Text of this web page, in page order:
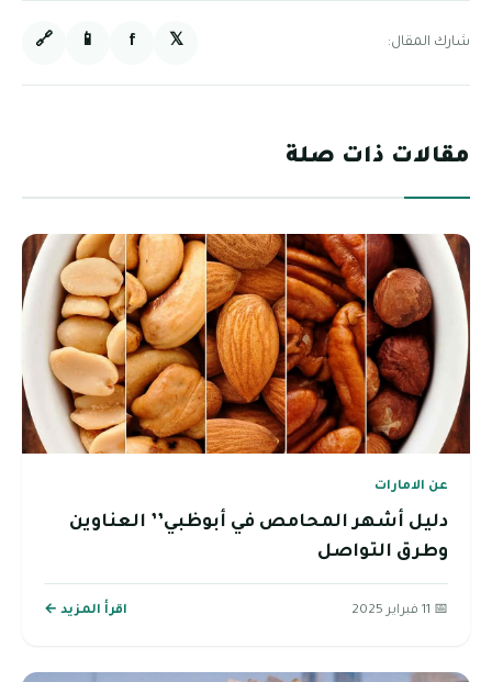
شارك المقال: 𝕏
f
📱
🔗
مقالات ذات صلة
عن الامارات
دليل أشهر المحامص في أبوظبي’’ العناوين
وطرق التواصل
📅 11 فبراير 2025 اقرأ المزيد ←